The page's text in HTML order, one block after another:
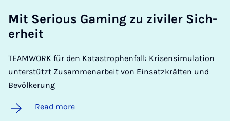
Mit Ser­i­ous Gam­ing zu ziviler Sich­
er­heit
TEAMWORK für den Katastrophenfall: Krisensimulation
unterstützt Zusammenarbeit von Einsatzkräften und
Bevölkerung
Read more